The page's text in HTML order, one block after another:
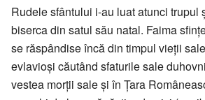
Rudele sfântului i-au luat atunci trupul
biserca din satul său natal. Faima
se răspândise încă din timpul vieții
evlavioși căutând sfaturile sale
vestea morții sale și în Ţara